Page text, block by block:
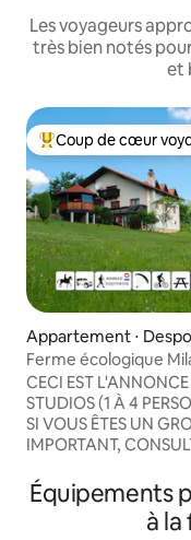
Les voyageurs
très bien notés
et
Coups de cœur
Coup de cœur
Appartement ⋅
Ferme écologique
CECI EST
STUDIOS (1 À 4
SI VOUS ÊTES UN
IMPORTANT,
ferme est située
dans le village de
140 km de Belgrade. NOUS DISPOSONS
Équipements
à la